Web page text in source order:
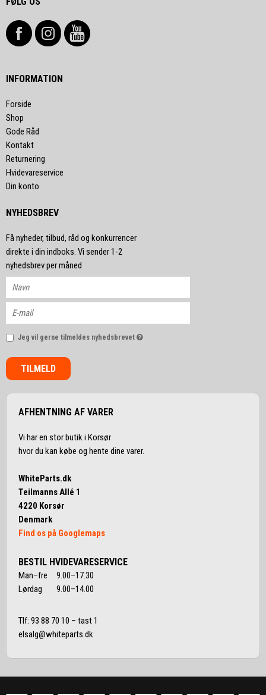
INFORMATION
Forside
Shop
Gode Råd
Kontakt
Returnering
Hvidevareservice
Din konto
NYHEDSBREV
Få nyheder, tilbud, råd og konkurrencer
direkte i din indboks. Vi sender 1-2
nyhedsbrev per måned
Jeg vil gerne tilmeldes nyhedsbrevet
TILMELD
AFHENTNING AF VARER
Vi har en stor butik i Korsør
hvor du kan købe og hente dine varer.
WhiteParts.dk
Teilmanns Allé 1
4220 Korsør
Denmark
Find os på Googlemaps
BESTIL HVIDEVARESERVICE
Man–fre 9.00–17.30
Lørdag 9.00–14.00
Tlf: 93 88 70 10 – tast 1
elsalg@whiteparts.dk